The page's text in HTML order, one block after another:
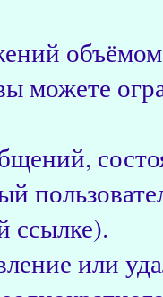
можете
ссылке).
или